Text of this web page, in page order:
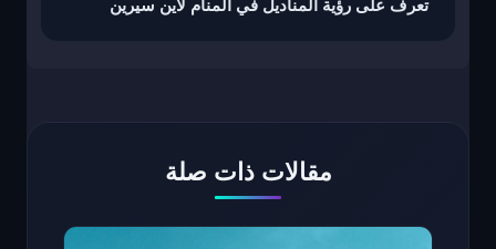
تعرف على رؤية المناديل في المنام لاين سيرين
مقالات ذات صلة